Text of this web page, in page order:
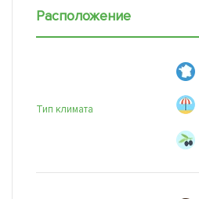
Расположение
Тип климата